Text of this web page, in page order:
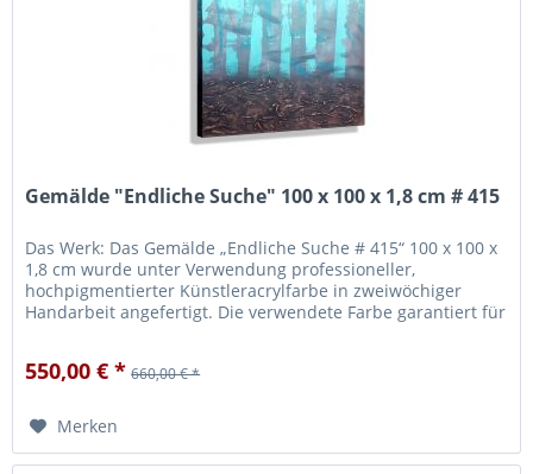
Gemälde "Endliche Suche" 100 x 100 x 1,8 cm # 415
Das Werk: Das Gemälde „Endliche Suche # 415“ 100 x 100 x
1,8 cm wurde unter Verwendung professioneller,
hochpigmentierter Künstleracrylfarbe in zweiwöchiger
Handarbeit angefertigt. Die verwendete Farbe garantiert für
550,00 € * 660,00 € *
Merken